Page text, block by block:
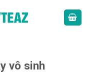
vô sinh